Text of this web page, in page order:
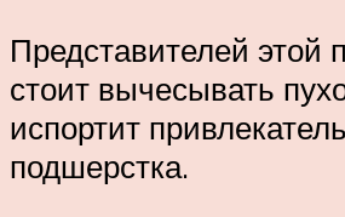
Представителей этой
стоит вычесывать
испортит
подшерстка.